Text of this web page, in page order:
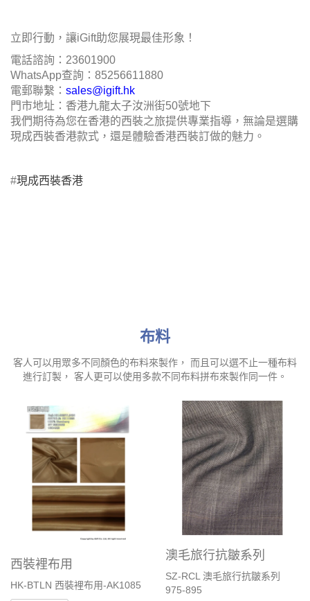
立即行動，讓iGift助您展現最佳形象！
電話諮詢：23601900
WhatsApp查詢：85256611880
電郵聯繫： sales@igift.hk
門市地址：香港九龍太子汝洲街50號地下
我們期待為您在香港的西裝之旅提供專業指導，無論是選購
現成西裝香港款式，還是體驗香港西裝訂做的魅力。
#現成西裝香港
布料
客人可以用眾多不同顏色的布料來製作， 而且可以選不止一種布料
進行訂製， 客人更可以使用多款不同布料拼布來製作同一件。
西裝裡布用
HK-BTLN 西裝裡布用-AK1085
澳毛旅行抗皺系列
SZ-RCL 澳毛旅行抗皺系列
975-895